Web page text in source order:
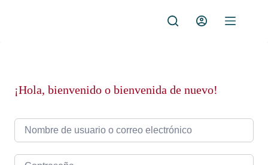
¡Hola, bienvenido o bienvenida de nuevo!